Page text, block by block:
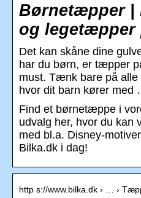
Børnetæpper |
og legetæpper
Det kan skåne dine
har du børn, er tæpper
must. Tænk bare på alle
hvor dit barn kører med
Find et børnetæppe i
udvalg her, hvor du kan
med bl.a. Disney-
Bilka.dk i dag!
http s://www.bilka.dk › … ›